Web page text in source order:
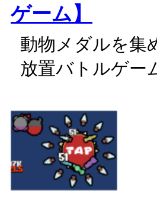
ゲーム】
動物メダルを集
放置バトルゲー